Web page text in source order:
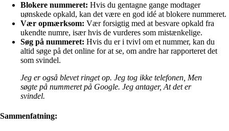
Blokere nummeret: Hvis du gentagne gange modtager
uønskede opkald, kan det være en god idé at blokere nummeret.
Vær opmærksom: Vær forsigtig med at besvare opkald fra
ukendte numre, især hvis de vurderes som mistænkelige.
Søg på nummeret: Hvis du er i tvivl om et nummer, kan du
altid søge på det online for at se, om andre har rapporteret det
som svindel.
Jeg er også blevet ringet op. Jeg tog ikke telefonen, Men
søgte på nummeret på Google. Jeg antager, At det er
svindel.
Sammenfatning: